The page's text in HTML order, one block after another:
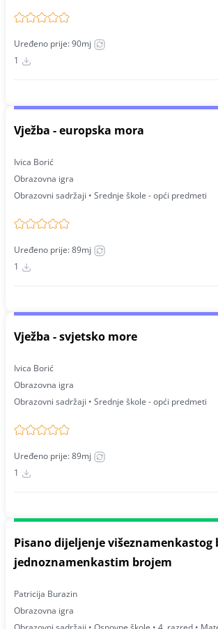
Uređeno prije: 90mj
1
Vježba - europska mora
Ivica Borić
Obrazovna igra
Obrazovni sadržaji • Srednje škole - opći predmeti
Uređeno prije: 89mj
1
Vježba - svjetsko more
Ivica Borić
Obrazovna igra
Obrazovni sadržaji • Srednje škole - opći predmeti
Uređeno prije: 89mj
1
Pisano dijeljenje višeznamenkastog
jednoznamenkastim brojem
Patricija Burazin
Obrazovna igra